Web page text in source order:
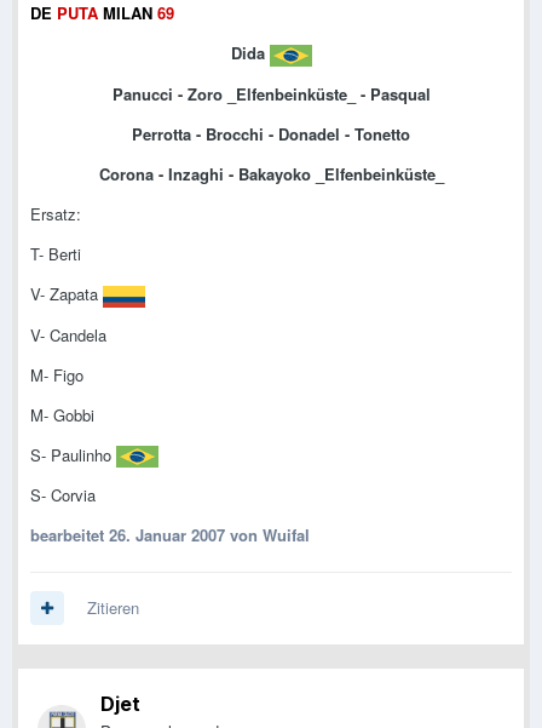
DE PUTA MILAN 69
Dida
Panucci - Zoro _Elfenbeinküste_ - Pasqual
Perrotta - Brocchi - Donadel - Tonetto
Corona - Inzaghi - Bakayoko _Elfenbeinküste_
Ersatz:
T- Berti
V- Zapata
V- Candela
M- Figo
M- Gobbi
S- Paulinho
S- Corvia
bearbeitet 26. Januar 2007 von Wuifal
Zitieren
Djet